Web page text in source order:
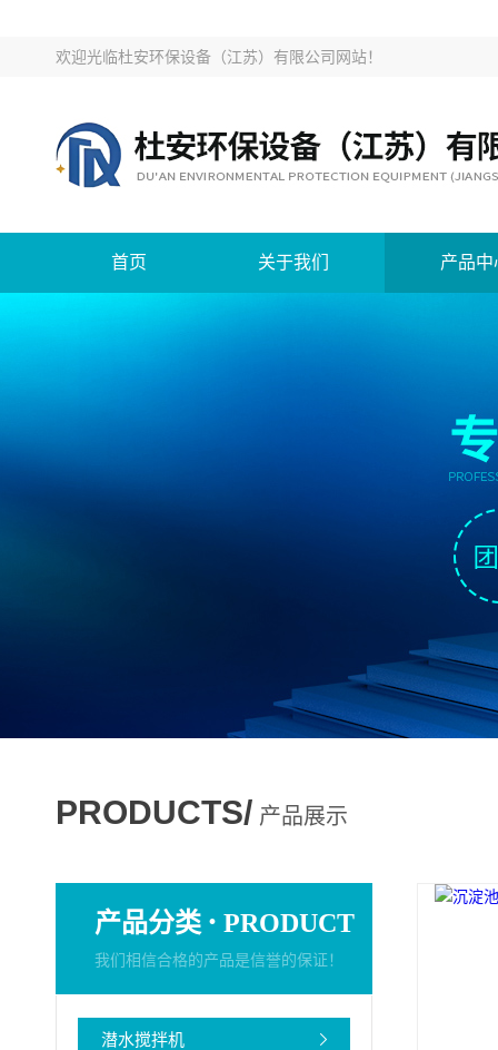
欢迎光临杜安环保设备（江苏）有限公司网站！
首页 关于我们 产品中
PRODUCTS/ 产品展示
产品分类 · PRODUCT
我们相信合格的产品是信誉的保证！
潜水搅拌机